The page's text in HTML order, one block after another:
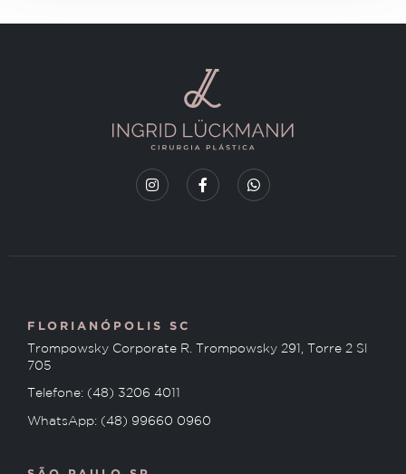
FLORIANÓPOLIS SC
Trompowsky Corporate R. Trompowsky 291, Torre 2 Sl
705
Telefone: (48) 3206 4011
WhatsApp: (48) 99660 0960